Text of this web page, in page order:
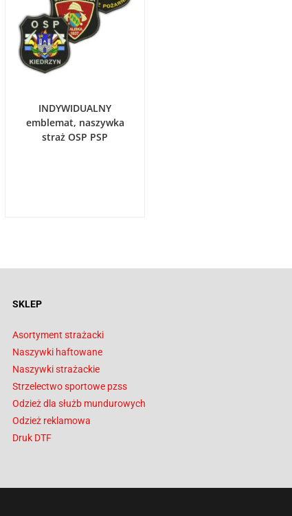
INDYWIDUALNY
emblemat, naszywka
straż OSP PSP
SKLEP
Asortyment strażacki
Naszywki haftowane
Naszywki strażackie
Strzelectwo sportowe pzss
Odzież dla służb mundurowych
Odzież reklamowa
Druk DTF